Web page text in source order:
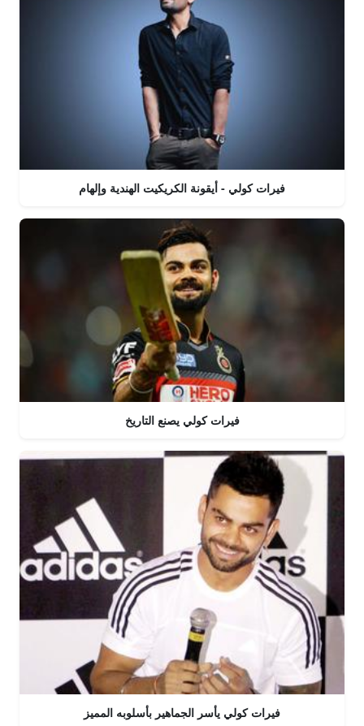
فيرات كولي - أيقونة الكريكيت الهندية وإلهام
فيرات كولي يصنع التاريخ
فيرات كولي يأسر الجماهير بأسلوبه المميز